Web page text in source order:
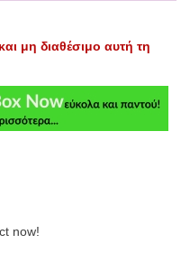
μη διαθέσιμο αυτή τη
now!